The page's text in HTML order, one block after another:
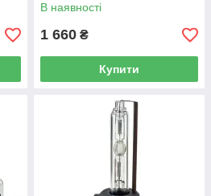
В наявності
1 660 ₴
Купити